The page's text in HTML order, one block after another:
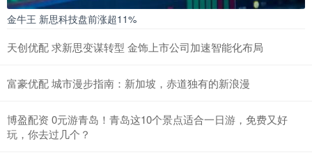
金牛王 新思科技盘前涨超11%
天创优配 求新思变谋转型 金饰上市公司加速智能化布局
富豪优配 城市漫步指南：新加坡，赤道独有的新浪漫
博盈配资 0元游青岛！青岛这10个景点适合一日游，免费又好
玩，你去过几个？